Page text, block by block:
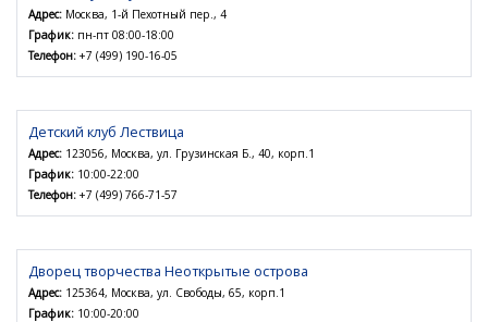
Адрес: Москва, 1-й Пехотный пер., 4
График: пн-пт 08:00-18:00
Телефон: +7 (499) 190-16-05
Детский клуб Лествица
Адрес: 123056, Москва, ул. Грузинская Б., 40, корп.1
График: 10:00-22:00
Телефон: +7 (499) 766-71-57
Дворец творчества Неоткрытые острова
Адрес: 125364, Москва, ул. Свободы, 65, корп.1
График: 10:00-20:00